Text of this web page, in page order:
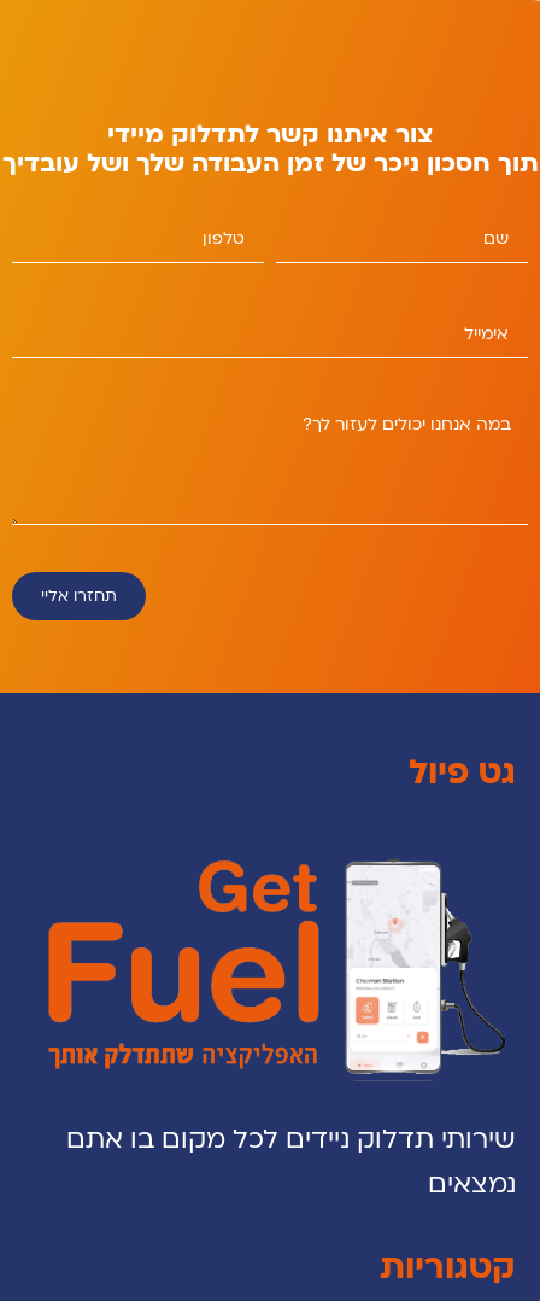
צור איתנו קשר לתדלוק מיידי
תוך חסכון ניכר של זמן העבודה שלך ושל עובדיך
תחזרו אליי
גט פיול
שירותי תדלוק ניידים לכל מקום בו אתם
נמצאים
קטגוריות